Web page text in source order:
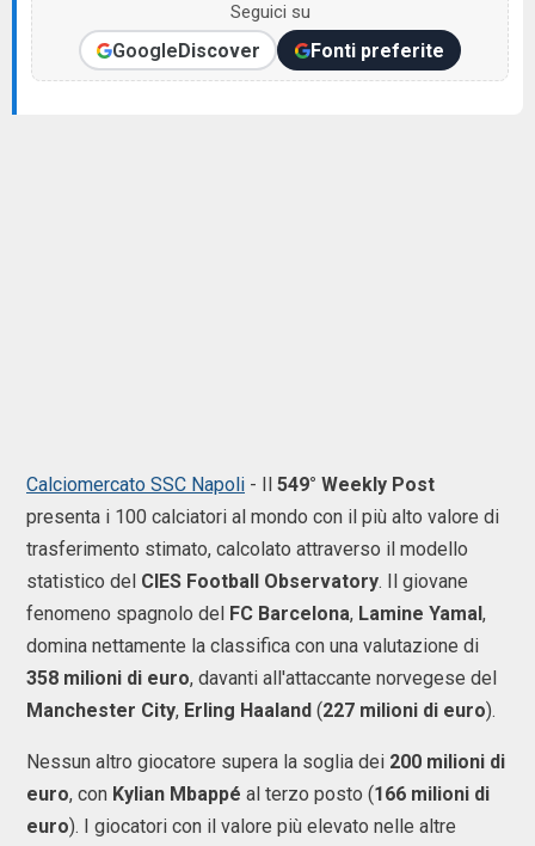
Seguici su
GoogleDiscover Fonti preferite
Calciomercato SSC Napoli - Il 549° Weekly Post
presenta i 100 calciatori al mondo con il più alto valore di
trasferimento stimato, calcolato attraverso il modello
statistico del CIES Football Observatory. Il giovane
fenomeno spagnolo del FC Barcelona, Lamine Yamal,
domina nettamente la classifica con una valutazione di
358 milioni di euro, davanti all'attaccante norvegese del
Manchester City, Erling Haaland (227 milioni di euro).
Nessun altro giocatore supera la soglia dei 200 milioni di
euro, con Kylian Mbappé al terzo posto (166 milioni di
euro). I giocatori con il valore più elevato nelle altre